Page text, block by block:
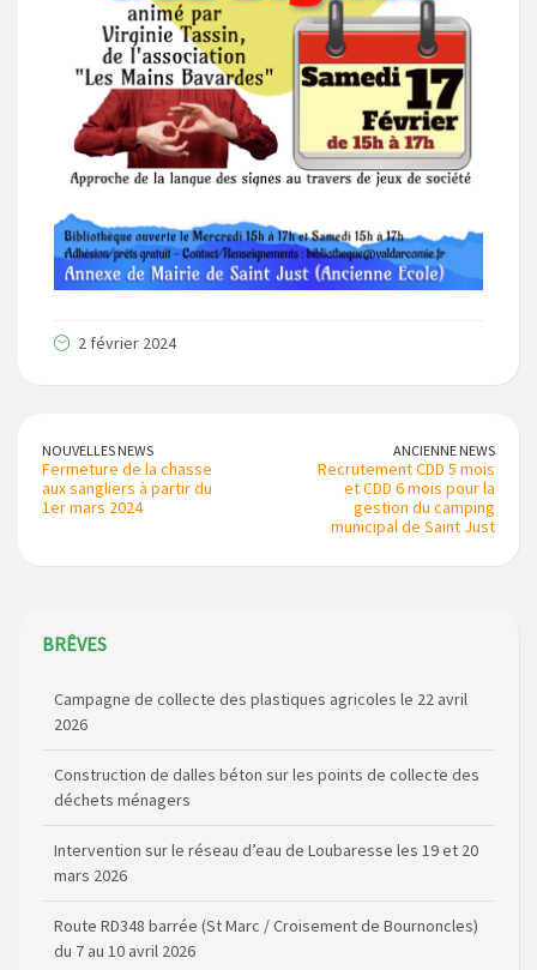
2 février 2024
NOUVELLES NEWS
Fermeture de la chasse
aux sangliers à partir du
1er mars 2024
ANCIENNE NEWS
Recrutement CDD 5 mois
et CDD 6 mois pour la
gestion du camping
municipal de Saint Just
BRÊVES
Campagne de collecte des plastiques agricoles le 22 avril
2026
Construction de dalles béton sur les points de collecte des
déchets ménagers
Intervention sur le réseau d’eau de Loubaresse les 19 et 20
mars 2026
Route RD348 barrée (St Marc / Croisement de Bournoncles)
du 7 au 10 avril 2026